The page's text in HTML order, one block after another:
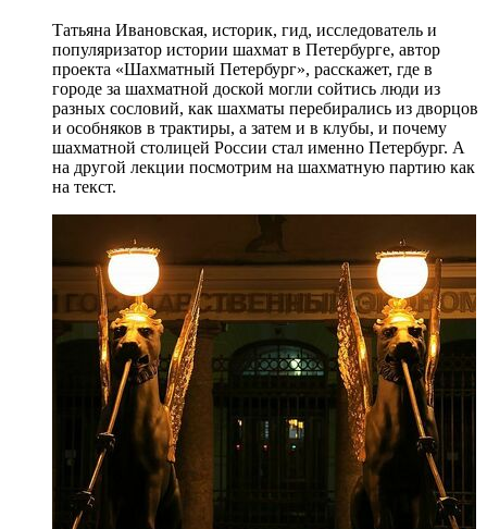
Татьяна Ивановская, историк, гид, исследователь и
популяризатор истории шахмат в Петербурге, автор
проекта «Шахматный Петербург», расскажет, где в
городе за шахматной доской могли сойтись люди из
разных сословий, как шахматы перебирались из дворцов
и особняков в трактиры, а затем и в клубы, и почему
шахматной столицей России стал именно Петербург. А
на другой лекции посмотрим на шахматную партию как
на текст.